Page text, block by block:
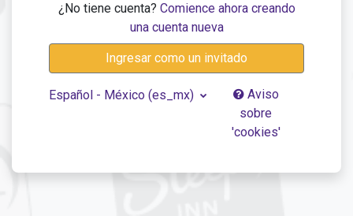
¿No tiene cuenta? Comience ahora creando
una cuenta nueva
Ingresar como un invitado
Español - México ‎(es_mx)‎
Aviso
sobre
'cookies'